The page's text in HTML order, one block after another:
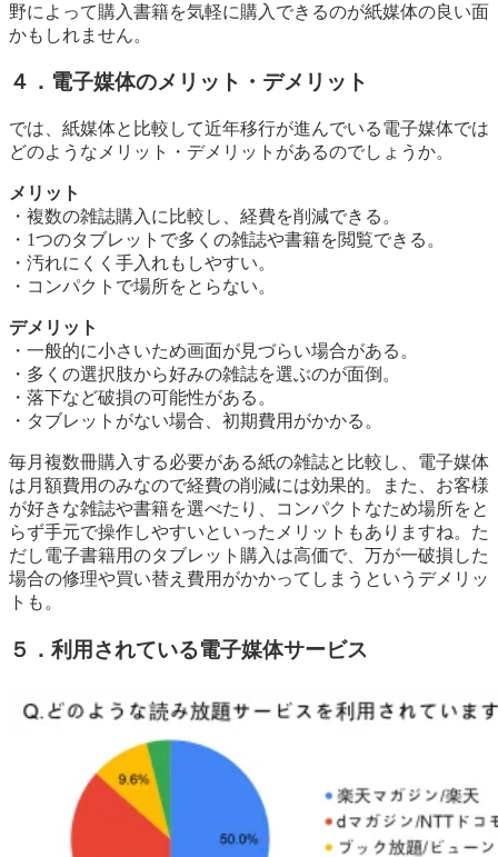
野によって購入書籍を気軽に購入できるのが紙媒体の良い面
かもしれません。
４．電子媒体のメリット・デメリット
では、紙媒体と比較して近年移行が進んでいる電子媒体では
どのようなメリット・デメリットがあるのでしょうか。
メリット
・複数の雑誌購入に比較し、経費を削減できる。
・1つのタブレットで多くの雑誌や書籍を閲覧できる。
・汚れにくく手入れもしやすい。
・コンパクトで場所をとらない。
デメリット
・一般的に小さいため画面が見づらい場合がある。
・多くの選択肢から好みの雑誌を選ぶのが面倒。
・落下など破損の可能性がある。
・タブレットがない場合、初期費用がかかる。
毎月複数冊購入する必要がある紙の雑誌と比較し、電子媒体
は月額費用のみなので経費の削減には効果的。また、お客様
が好きな雑誌や書籍を選べたり、コンパクトなため場所をと
らず手元で操作しやすいといったメリットもありますね。た
だし電子書籍用のタブレット購入は高価で、万が一破損した
場合の修理や買い替え費用がかかってしまうというデメリッ
トも。
５．利用されている電子媒体サービス